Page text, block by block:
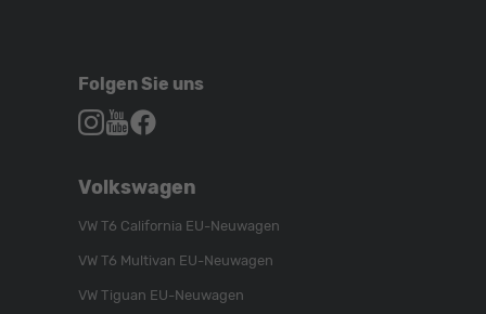
Folgen Sie uns
Autohaus
Sie
Instagram
Autohaus
Sie
Kanal
Sie
Facebook
Volkswagen
VW T6 California EU-Neuwagen
VW T6 Multivan EU-Neuwagen
VW Tiguan EU-Neuwagen